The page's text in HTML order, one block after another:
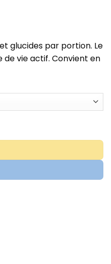
glucides par portion. Le
vie actif. Convient en